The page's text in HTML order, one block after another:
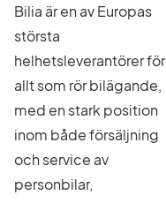
Bilia är en av Europas
största
helhetsleverantörer för
allt som rör bilägande,
med en stark position
inom både försäljning
och service av
personbilar,